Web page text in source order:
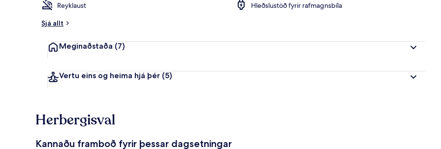
Reyklaust
Hleðslustöð fyrir rafmagnsbíla
Sjá allt
Meginaðstaða (7)
Vertu eins og heima hjá þér (5)
Herbergisval
Kannaðu framboð fyrir þessar dagsetningar